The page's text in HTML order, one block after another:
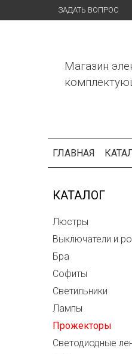
ЗАДАТЬ ВОПРОС
Магазин
ГЛАВНАЯ
КАТАЛОГ
Люстры
Выключатели и
Бра
Софиты
Светильники
Лампы
Прожекторы
Светодиодные